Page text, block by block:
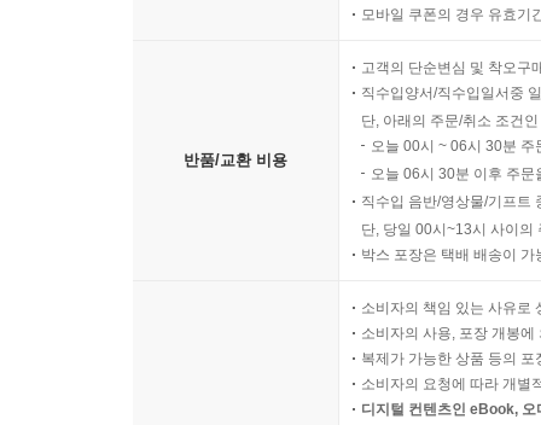
모바일 쿠폰의 경우 유효기
반품/교환 비용
고객의 단순변심 및 착오구
직수입양서/직수입일서중
단, 아래의 주문/취소 조건
오늘 00시 ~ 06시 30분
오늘 06시 30분 이후 주
직수입 음반/영상물/기프트
단, 당일 00시~13시 사이의
박스 포장은 택배 배송이
소비자의 책임 있는 사유로
소비자의 사용, 포장 개봉
복제가 가능한 상품 등의
소비자의 요청에 따라 개별
디지털 컨텐츠인 eBook,